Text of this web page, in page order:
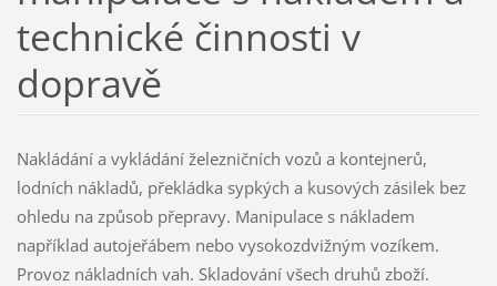
technické činnosti v
dopravě
Nakládání a vykládání železničních vozů a kontejnerů,
lodních nákladů, překládka sypkých a kusových zásilek bez
ohledu na způsob přepravy. Manipulace s nákladem
například autojeřábem nebo vysokozdvižným vozíkem.
Provoz nákladních vah. Skladování všech druhů zboží.